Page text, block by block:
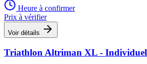
Heure à confirmer
Prix à vérifier
Voir détails
Triathlon Altriman XL - Individuel